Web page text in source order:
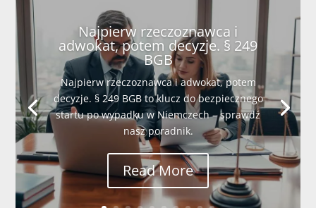
Najpierw rzeczoznawca i
adwokat, potem decyzje. § 249
BGB
Najpierw rzeczoznawca i adwokat, potem
decyzje. § 249 BGB to klucz do bezpiecznego
startu po wypadku w Niemczech – sprawdź
nasz poradnik.
Read More